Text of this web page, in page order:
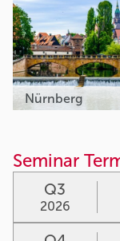
Nürnberg
Seminar
Q3
2026